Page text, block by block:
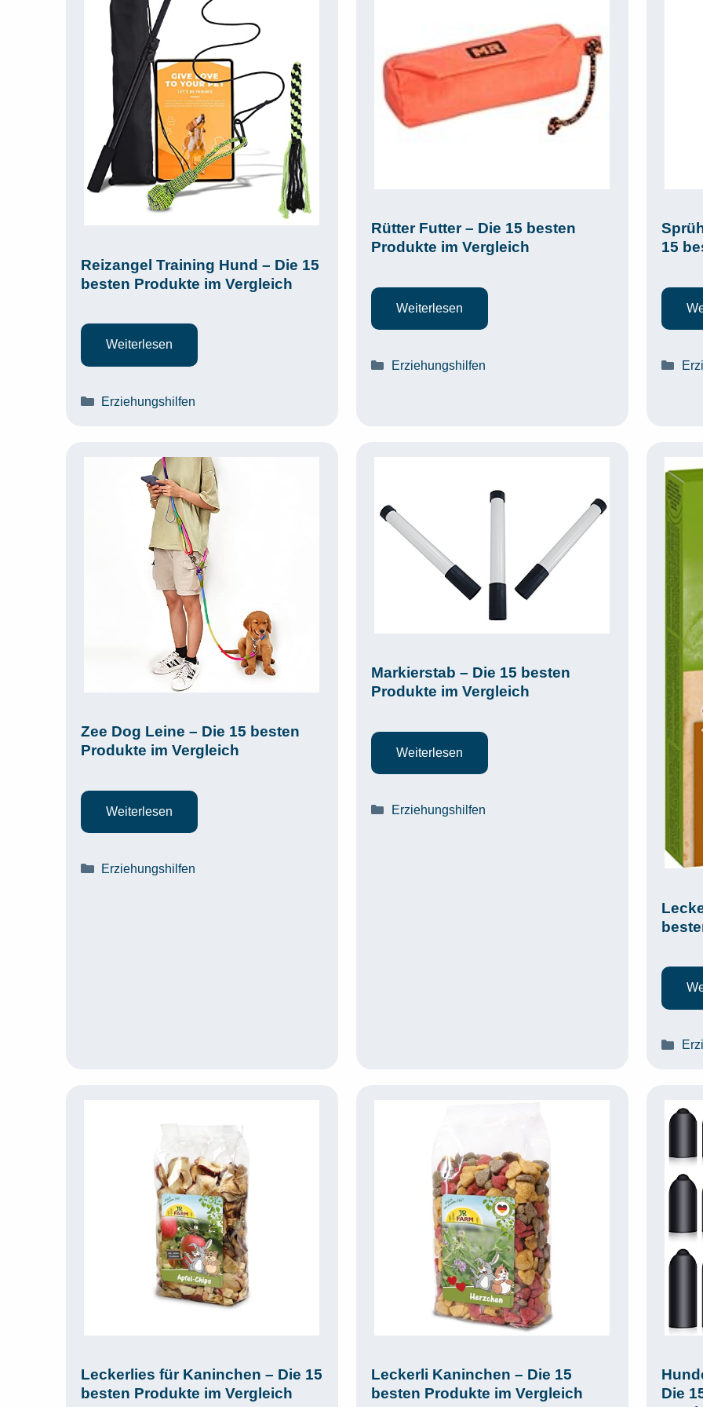
Reizangel Training Hund – Die 15
besten Produkte im Vergleich
Weiterlesen
Kategorien
Erziehungshilfen
Rütter Futter – Die 15 besten
Produkte im Vergleich
Weiterlesen
Kategorien
Erziehungshilfen
15
Zee Dog Leine – Die 15 besten
Produkte im Vergleich
Weiterlesen
Kategorien
Erziehungshilfen
Markierstab – Die 15 besten
Produkte im Vergleich
Weiterlesen
Kategorien
Erziehungshilfen
Leckerlies für Kaninchen – Die 15
besten Produkte im Vergleich
Leckerli Kaninchen – Die 15
besten Produkte im Vergleich
Die